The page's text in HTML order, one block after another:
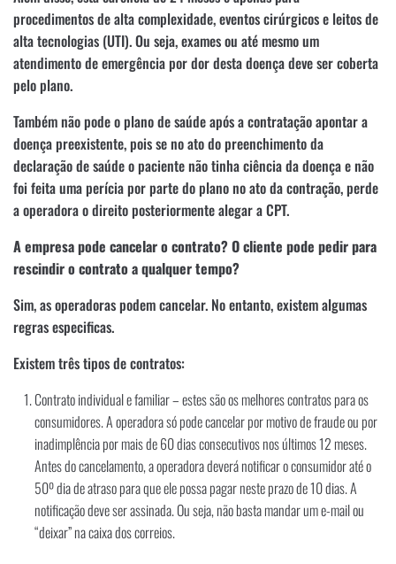
procedimentos de alta complexidade, eventos cirúrgicos e leitos de
alta tecnologias (UTI). Ou seja, exames ou até mesmo um
atendimento de emergência por dor desta doença deve ser coberta
pelo plano.
Também não pode o plano de saúde após a contratação apontar a
doença preexistente, pois se no ato do preenchimento da
declaração de saúde o paciente não tinha ciência da doença e não
foi feita uma perícia por parte do plano no ato da contração, perde
a operadora o direito posteriormente alegar a CPT.
A empresa pode cancelar o contrato? O cliente pode pedir para
rescindir o contrato a qualquer tempo?
Sim, as operadoras podem cancelar. No entanto, existem algumas
regras especificas.
Existem três tipos de contratos:
Contrato individual e familiar – estes são os melhores contratos para os
consumidores. A operadora só pode cancelar por motivo de fraude ou por
inadimplência por mais de 60 dias consecutivos nos últimos 12 meses.
Antes do cancelamento, a operadora deverá notificar o consumidor até o
50º dia de atraso para que ele possa pagar neste prazo de 10 dias. A
notificação deve ser assinada. Ou seja, não basta mandar um e-mail ou
“deixar” na caixa dos correios.